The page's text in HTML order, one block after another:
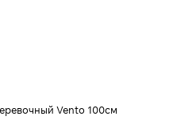
Vento 100см